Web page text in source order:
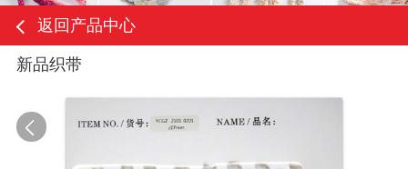
返回产品中心
新品织带